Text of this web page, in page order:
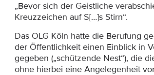
„Bevor sich der Geistliche
Kreuzzeichen auf S[…]s Stirn“.
Das OLG Köln hatte die Berufung
der Öffentlichkeit einen Einblick in
gegeben („schützende Nest“), die
ohne hierbei eine Angelegenheit